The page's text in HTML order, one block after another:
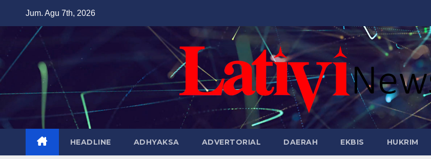
Jum. Agu 7th, 2026
HEADLINE ADHYAKSA ADVERTORIAL DAERAH EKBIS HUKRIM